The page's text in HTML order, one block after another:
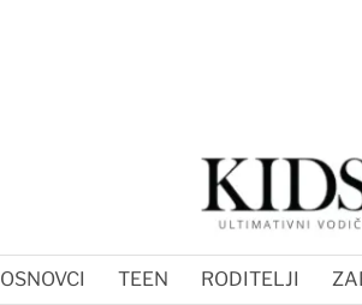
OSNOVCI TEEN RODITELJI